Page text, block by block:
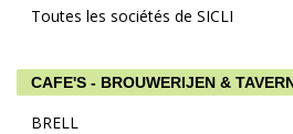
Toutes les sociétés de SICLI
CAFE'S - BROUWERIJEN &
BRELL